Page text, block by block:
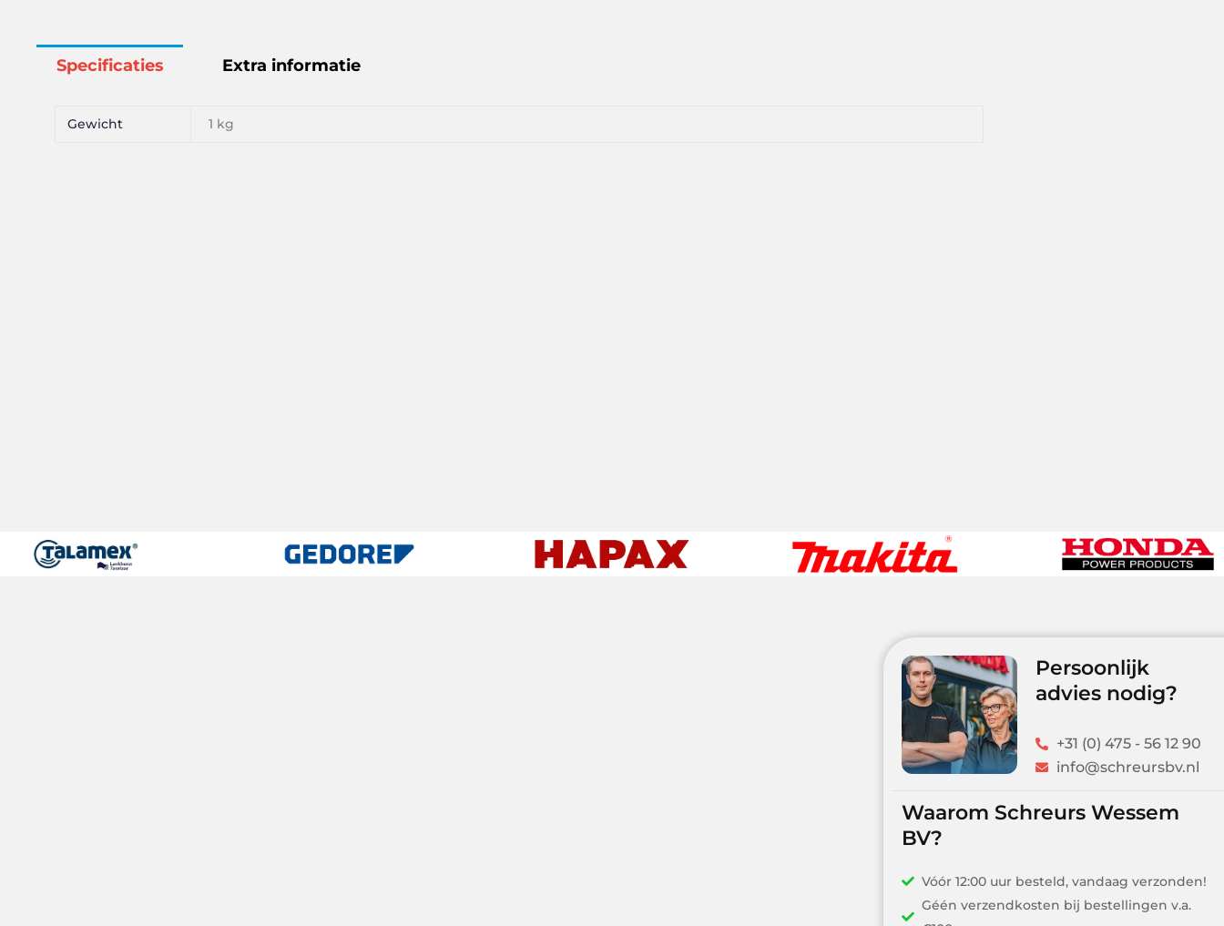
Specificaties Extra informatie
Gewicht 1 kg
Persoonlijk
advies nodig?
+31 (0) 475 - 56 12 90
info@schreursbv.nl
Waarom Schreurs Wessem
BV?
Vóór 12:00 uur besteld, vandaag verzonden!
Géén verzendkosten bij bestellingen v.a.